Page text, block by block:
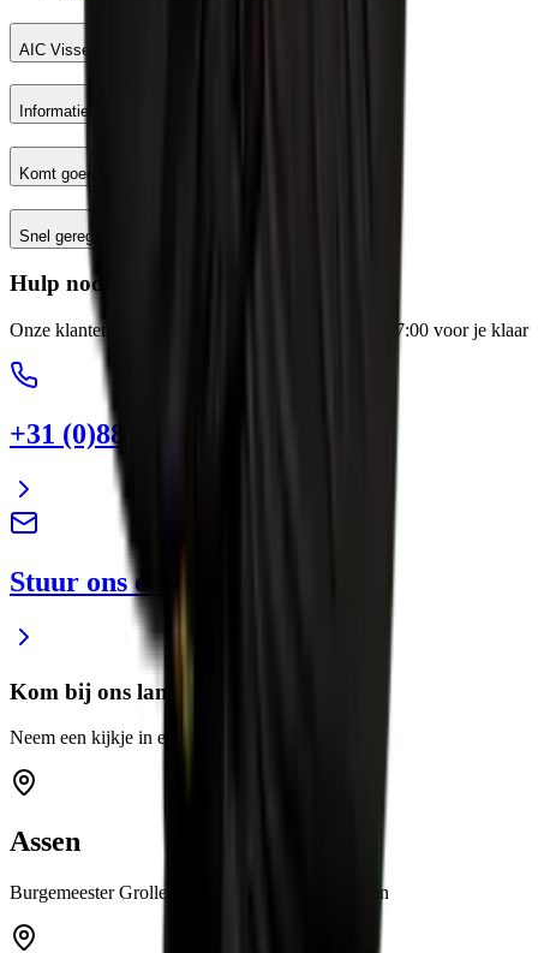
AIC Visser
Informatie
Komt goed
Snel geregeld
Hulp nodig?
Onze klantenservice staat elke werkdag van 8:00-17:00 voor je klaar
+31 (0)88 13 43 600
Stuur ons een e-mail
Kom bij ons langs
Neem een kijkje in een van onze showrooms
Assen
Burgemeester Grollemanweg 12a 9405 TN Assen